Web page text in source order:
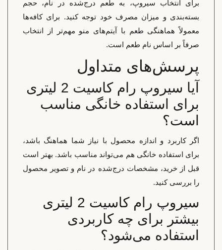
برای انتخاب سیروپ، به طعم درج‌شده در نام، حجم
بسته‌بندی و میزان مصرف خود توجه کنید. برای کافه‌ها
معمولاً هماهنگی طعم با آیتم‌های منو مهم‌تر از انتخاب
صرفاً بر اساس نام طعم است.
پرسش‌های متداول
آیا سیروپ رام کاسیت 2 لیتری
برای استفاده خانگی مناسب
است؟
اگر کاربرد و اندازه محصول با نیاز شما هماهنگ باشد،
برای استفاده خانگی هم می‌تواند مناسب باشد. بهتر است
قبل از خرید، مشخصات درج‌شده در نام و تصویر محصول
را بررسی کنید.
سیروپ رام کاسیت 2 لیتری
بیشتر برای چه کاربردی
استفاده می‌شود؟